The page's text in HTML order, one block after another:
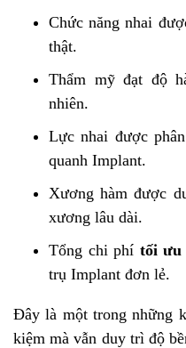
Chức năng nhai
thật.
Thẩm mỹ đạt độ
nhiên.
Lực nhai được
quanh Implant.
Xương hàm được
xương lâu dài.
Tổng chi phí tối ưu
trụ Implant đơn lẻ.
Đây là một trong những
kiệm mà vẫn duy trì độ